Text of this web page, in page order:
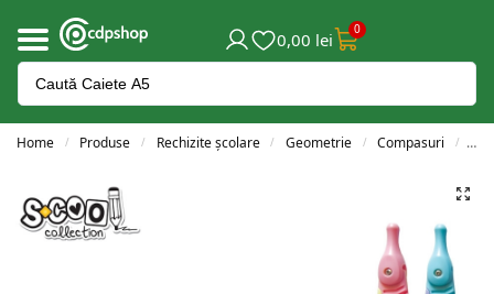
0,00 lei 0
Home / Produse / Rechizite școlare / Geometrie / Compasuri /